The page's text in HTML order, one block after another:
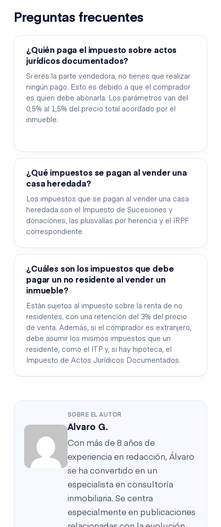
Preguntas frecuentes
¿Quién paga el impuesto sobre actos
jurídicos documentados?
Si eres la parte vendedora, no tienes que realizar
ningún pago. Esto es debido a que el comprador
es quien debe abonarla. Los parámetros van del
0,5% al 1,5% del precio total acordado por el
inmueble.
¿Qué impuestos se pagan al vender una
casa heredada?
Los impuestos que se pagan al vender una casa
heredada son el Impuesto de Sucesiones y
donaciones, las plusvalías por herencia y el IRPF
correspondiente.
¿Cuáles son los impuestos que debe
pagar un no residente al vender un
inmueble?
Están sujetos al impuesto sobre la renta de no
residentes, con una retención del 3% del precio
de venta. Además, si el comprador es extranjero,
debe asumir los mismos impuestos que un
residente, como el ITP y, si hay hipoteca, el
Impuesto de Actos Jurídicos Documentados.
SOBRE EL AUTOR
Alvaro G.
Con más de 8 años de
experiencia en redacción, Álvaro
se ha convertido en un
especialista en consultoría
inmobiliaria. Se centra
especialmente en publicaciones